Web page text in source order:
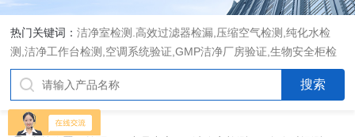
热门关键词：洁净室检测.高效过滤器检漏,压缩空气检测,纯化水检
测,洁净工作台检测,空调系统验证,GMP洁净厂房验证,生物安全柜检
测,洁净度检测,洁净室验收检测,GMP验证方案编写执行